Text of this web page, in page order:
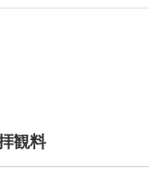
観料